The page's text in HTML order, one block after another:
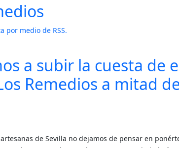
por medio de RSS.
a subir la cuesta de
Remedios a mitad
de Sevilla no dejamos de pensar en